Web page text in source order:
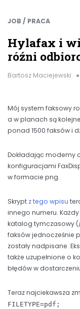
JOB / PRACA
Hylafax i
róźni
Bartosz Maciejewski
Mój system faksowy
a w planach są
ponad 1500 faksów i
Dokładając modemy
konfiguracjami
w formacie png.
Skrypt z tego wpisu
innego numeru.
katalog tymczasowy
faksów jednocześnie
zostały nadpisane.
także uzupełnione o
błędów w
Teraz najciekawsza
FILETYPE=pdf;